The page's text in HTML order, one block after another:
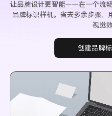
让品牌设计更智能——在一个流
品牌标识样机。省去多余步骤，
视觉效
创建品牌